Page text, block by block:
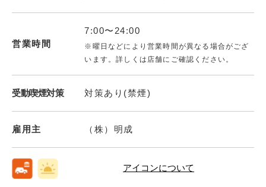
営業時間
7:00〜24:00
※曜日などにより営業時間が異なる場合がござ
います。詳しくは店舗にご確認ください。
受動喫煙対策 対策あり(禁煙)
雇用主 （株）明成
アイコンについて